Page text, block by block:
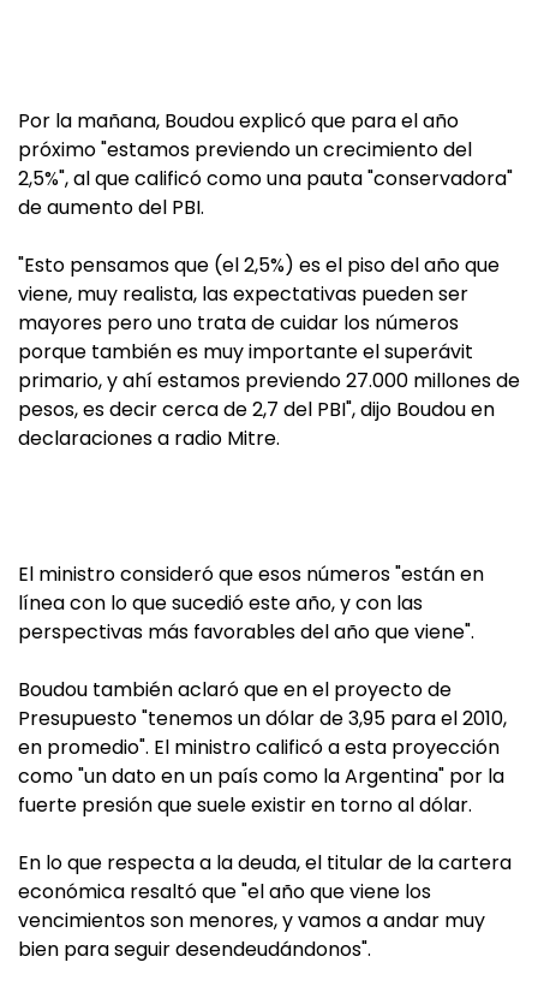
Por la mañana, Boudou explicó que para el año
próximo "estamos previendo un crecimiento del
2,5%", al que calificó como una pauta "conservadora"
de aumento del PBI.
"Esto pensamos que (el 2,5%) es el piso del año que
viene, muy realista, las expectativas pueden ser
mayores pero uno trata de cuidar los números
porque también es muy importante el superávit
primario, y ahí estamos previendo 27.000 millones de
pesos, es decir cerca de 2,7 del PBI", dijo Boudou en
declaraciones a radio Mitre.
El ministro consideró que esos números "están en
línea con lo que sucedió este año, y con las
perspectivas más favorables del año que viene".
Boudou también aclaró que en el proyecto de
Presupuesto "tenemos un dólar de 3,95 para el 2010,
en promedio". El ministro calificó a esta proyección
como "un dato en un país como la Argentina" por la
fuerte presión que suele existir en torno al dólar.
En lo que respecta a la deuda, el titular de la cartera
económica resaltó que "el año que viene los
vencimientos son menores, y vamos a andar muy
bien para seguir desendeudándonos".